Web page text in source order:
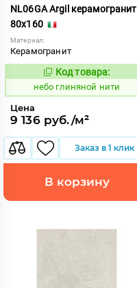
NL06GA Argil керамогранит
80x160
Материал:
Керамогранит
1111560
Код товара:
небо глиняной нити
Цена
9 136 руб./м²
Заказ в 1 клик
В корзину